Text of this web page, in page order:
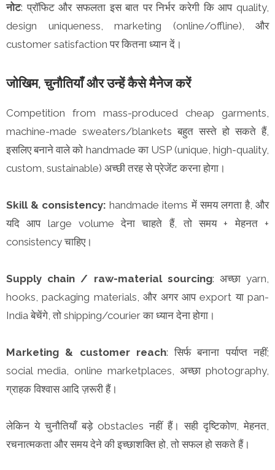
नोट: प्रॉफिट और सफलता इस बात पर निर्भर करेगी कि आप quality,
design uniqueness, marketing (online/offline), और
customer satisfaction पर कितना ध्यान दें।
जोखिम, चुनौतियाँ और उन्हें कैसे मैनेज करें
Competition from mass-produced cheap garments,
machine-made sweaters/blankets बहुत सस्ते हो सकते हैं,
इसलिए बनाने वाले को handmade का USP (unique, high-quality,
custom, sustainable) अच्छी तरह से प्रेजेंट करना होगा।
Skill & consistency:handmade items में समय लगता है, और
यदि आप large volume देना चाहते हैं, तो समय + मेहनत +
consistency चाहिए।
Supply chain / raw-material sourcing: अच्छा yarn,
hooks, packaging materials, और अगर आप export या pan-
India बेचेंगे, तो shipping/courier का ध्यान देना होगा।
Marketing & customer reach: सिर्फ बनाना पर्याप्त नहीं;
social media, online marketplaces, अच्छा photography,
ग्राहक विश्वास आदि ज़रूरी हैं।
लेकिन ये चुनौतियाँ बड़े obstacles नहीं हैं। सही दृष्टिकोण, मेहनत,
रचनात्मकता और समय देने की इच्छाशक्ति हो, तो सफल हो सकते हैं।